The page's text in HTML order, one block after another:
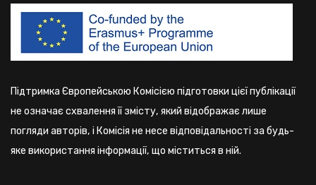
Підтримка Європейською Комісією підготовки цієї публікації
не означає схвалення її змісту, який відображає лише
погляди авторів, і Комісія не несе відповідальності за будь-
яке використання інформації, що міститься в ній.